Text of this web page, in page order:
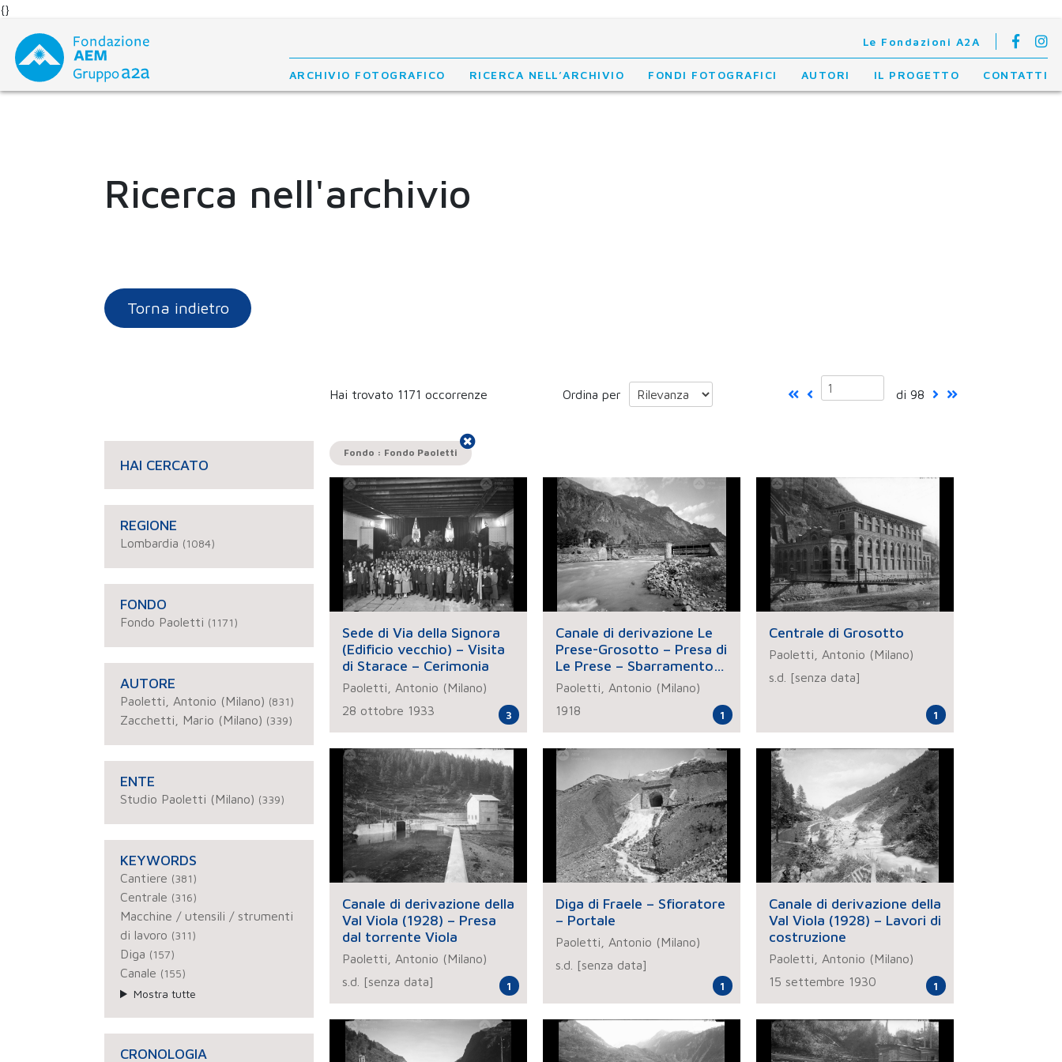
{}
content
Le Fondazioni A2A
ARCHIVIO FOTOGRAFICO RICERCA NELL’ARCHIVIO FONDI FOTOGRAFICI AUTORI IL PROGETTO CONTATTI
Ricerca nell'archivio
Torna indietro
Hai trovato 1171 occorrenze Ordina per di 98
HAI CERCATO
REGIONE
Lombardia (1084)
FONDO
Fondo Paoletti (1171)
AUTORE
Paoletti, Antonio (Milano) (831)
Zacchetti, Mario (Milano) (339)
ENTE
Studio Paoletti (Milano) (339)
KEYWORDS
Cantiere (381)
Centrale (316)
Macchine / utensili / strumenti
di lavoro (311)
Diga (157)
Canale (155)
Mostra tutte
CRONOLOGIA
Fondo : Fondo Paoletti
Sede di Via della Signora
(Edificio vecchio) – Visita
di Starace – Cerimonia
Paoletti, Antonio (Milano)
28 ottobre 1933
3
Canale di derivazione Le
Prese-Grosotto – Presa di
Le Prese – Sbarramento
di La Ganda
Paoletti, Antonio (Milano)
1918
1
Centrale di Grosotto
Paoletti, Antonio (Milano)
s.d. [senza data]
1
Canale di derivazione della
Val Viola (1928) – Presa
dal torrente Viola
Paoletti, Antonio (Milano)
s.d. [senza data]
1
Diga di Fraele – Sfioratore
– Portale
Paoletti, Antonio (Milano)
s.d. [senza data]
1
Canale di derivazione della
Val Viola (1928) – Lavori di
costruzione
Paoletti, Antonio (Milano)
15 settembre 1930
1